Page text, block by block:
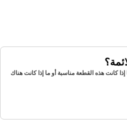
هذه القطعة مناسبة أو ما إذا كانت هناك